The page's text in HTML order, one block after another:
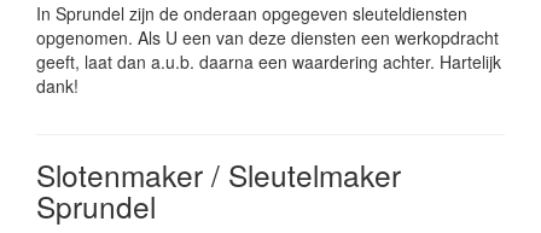
In Sprundel zijn de onderaan opgegeven sleuteldiensten
opgenomen. Als U een van deze diensten een werkopdracht
geeft, laat dan a.u.b. daarna een waardering achter. Hartelijk
dank!
Slotenmaker / Sleutelmaker
Sprundel